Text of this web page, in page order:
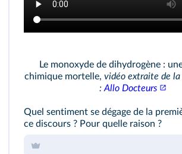
Le monoxyde de dihydrogène :
chimique mortelle, vidéo extraite de la
: Allo Docteurs
Quel sentiment se dégage de la
ce discours ? Pour quelle raison ?